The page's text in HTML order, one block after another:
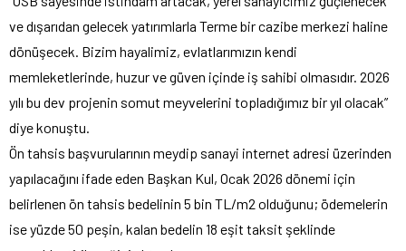
ve dışarıdan gelecek yatırımlarla Terme bir cazibe merkezi haline
dönüşecek. Bizim hayalimiz, evlatlarımızın kendi
memleketlerinde, huzur ve güven içinde iş sahibi olmasıdır. 2026
yılı bu dev projenin somut meyvelerini topladığımız bir yıl olacak”
diye konuştu.
Ön tahsis başvurularının meydip sanayi internet adresi üzerinden
yapılacağını ifade eden Başkan Kul, Ocak 2026 dönemi için
belirlenen ön tahsis bedelinin 5 bin TL/m2 olduğunu; ödemelerin
ise yüzde 50 peşin, kalan bedelin 18 eşit taksit şeklinde